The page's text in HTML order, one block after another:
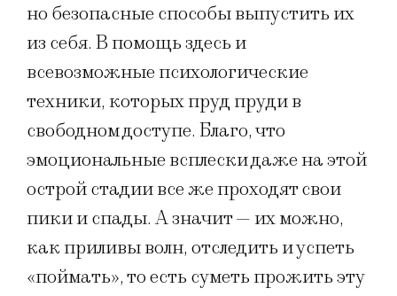
но безопасные способы выпустить их
из себя. В помощь здесь и
всевозможные психологические
техники, которых пруд пруди в
свободном доступе. Благо, что
эмоциональные всплески даже на этой
острой стадии все же проходят свои
пики и спады. А значит — их можно,
как приливы волн, отследить и успеть
«поймать», то есть суметь прожить эту